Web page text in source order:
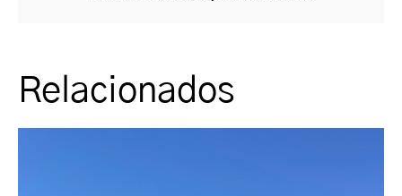
Relacionados